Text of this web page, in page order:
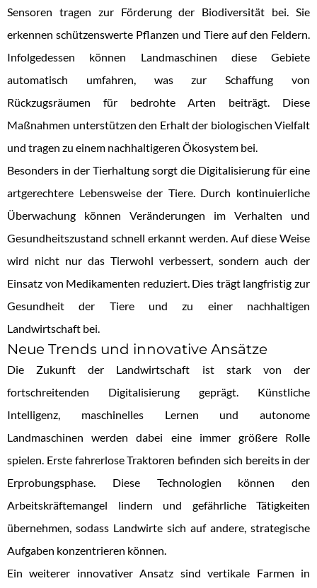
Sensoren tragen zur Förderung der Biodiversität bei. Sie
erkennen schützenswerte Pflanzen und Tiere auf den Feldern.
Infolgedessen können Landmaschinen diese Gebiete
automatisch umfahren, was zur Schaffung von
Rückzugsräumen für bedrohte Arten beiträgt. Diese
Maßnahmen unterstützen den Erhalt der biologischen Vielfalt
und tragen zu einem nachhaltigeren Ökosystem bei.
Besonders in der Tierhaltung sorgt die Digitalisierung für eine
artgerechtere Lebensweise der Tiere. Durch kontinuierliche
Überwachung können Veränderungen im Verhalten und
Gesundheitszustand schnell erkannt werden. Auf diese Weise
wird nicht nur das Tierwohl verbessert, sondern auch der
Einsatz von Medikamenten reduziert. Dies trägt langfristig zur
Gesundheit der Tiere und zu einer nachhaltigen
Landwirtschaft bei.
Neue Trends und innovative Ansätze
Die Zukunft der Landwirtschaft ist stark von der
fortschreitenden Digitalisierung geprägt. Künstliche
Intelligenz, maschinelles Lernen und autonome
Landmaschinen werden dabei eine immer größere Rolle
spielen. Erste fahrerlose Traktoren befinden sich bereits in der
Erprobungsphase. Diese Technologien können den
Arbeitskräftemangel lindern und gefährliche Tätigkeiten
übernehmen, sodass Landwirte sich auf andere, strategische
Aufgaben konzentrieren können.
Ein weiterer innovativer Ansatz sind vertikale Farmen in